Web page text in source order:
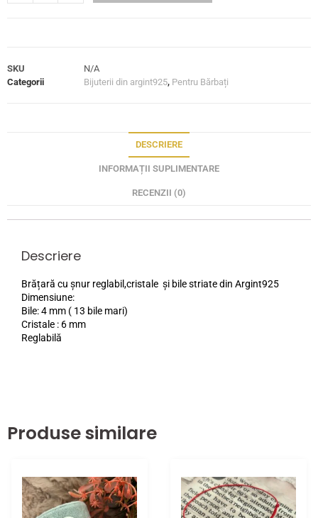
SKU
N/A
Categorii
Bijuterii din argint925, Pentru Bărbați
DESCRIERE
INFORMAȚII SUPLIMENTARE
RECENZII (0)
Descriere
Brățară cu șnur reglabil,cristale și bile striate din Argint925
Dimensiune:
Bile: 4 mm ( 13 bile mari)
Cristale : 6 mm
Reglabilă
Produse similare